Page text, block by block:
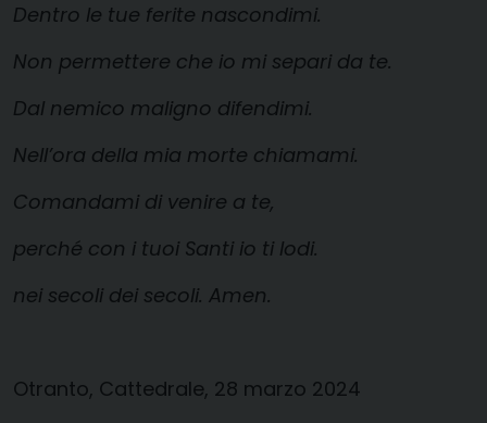
Dentro le tue ferite nascondimi.
Non permettere che io mi separi da te.
Dal nemico maligno difendimi.
Nell’ora della mia morte chiamami.
Comandami di venire a te,
perché con i tuoi Santi io ti lodi.
nei secoli dei secoli. Amen.
Otranto, Cattedrale, 28 marzo 2024